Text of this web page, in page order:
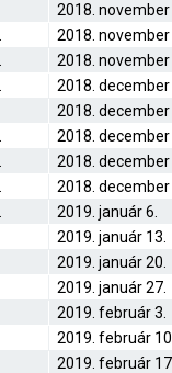
2018. november
2018. november
2018. november
2018. december
2018. december
2018. december
2018. december
2018. december
2019. január 6.
2019. január 13.
2019. január 20.
2019. január 27.
2019. február 3.
2019. február
2019. február